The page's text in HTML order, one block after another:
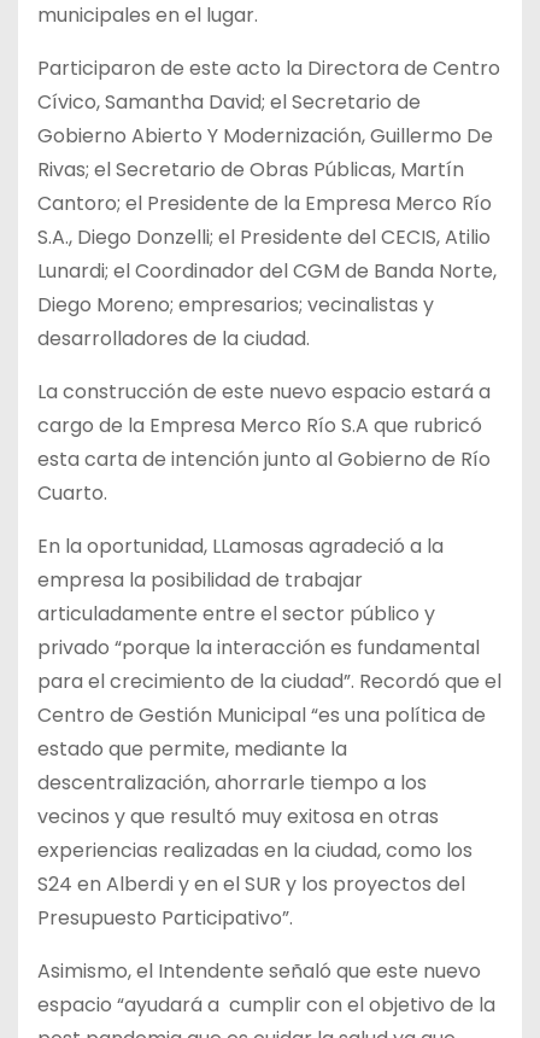
municipales en el lugar.
Participaron de este acto la Directora de Centro
Cívico, Samantha David; el Secretario de
Gobierno Abierto Y Modernización, Guillermo De
Rivas; el Secretario de Obras Públicas, Martín
Cantoro; el Presidente de la Empresa Merco Río
S.A., Diego Donzelli; el Presidente del CECIS, Atilio
Lunardi; el Coordinador del CGM de Banda Norte,
Diego Moreno; empresarios; vecinalistas y
desarrolladores de la ciudad.
La construcción de este nuevo espacio estará a
cargo de la Empresa Merco Río S.A que rubricó
esta carta de intención junto al Gobierno de Río
Cuarto.
En la oportunidad, LLamosas agradeció a la
empresa la posibilidad de trabajar
articuladamente entre el sector público y
privado “porque la interacción es fundamental
para el crecimiento de la ciudad”. Recordó que el
Centro de Gestión Municipal “es una política de
estado que permite, mediante la
descentralización, ahorrarle tiempo a los
vecinos y que resultó muy exitosa en otras
experiencias realizadas en la ciudad, como los
S24 en Alberdi y en el SUR y los proyectos del
Presupuesto Participativo”.
Asimismo, el Intendente señaló que este nuevo
espacio “ayudará a cumplir con el objetivo de la